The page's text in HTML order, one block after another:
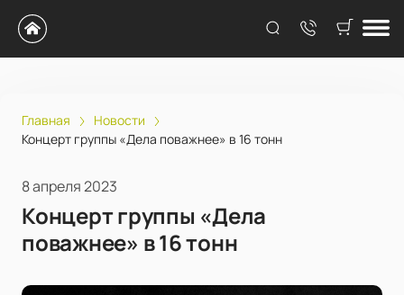
Главная
Новости
Концерт группы «Дела поважнее» в 16 тонн
8 апреля 2023
Концерт группы «Дела
поважнее» в 16 тонн